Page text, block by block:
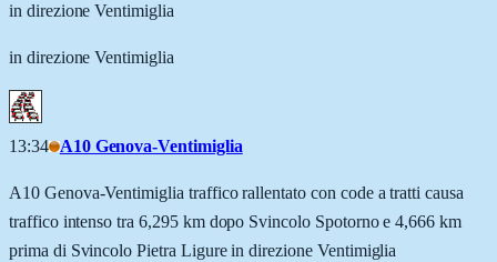
in direzione Ventimiglia
in direzione Ventimiglia
13:34 A10 Genova-Ventimiglia
A10 Genova-Ventimiglia traffico rallentato con code a tratti causa
traffico intenso tra 6,295 km dopo Svincolo Spotorno e 4,666 km
prima di Svincolo Pietra Ligure in direzione Ventimiglia